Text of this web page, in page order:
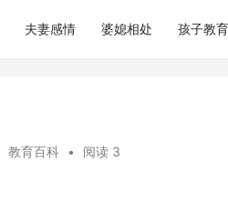
夫妻感情 婆媳相处 孩子教育
教育百科 • 阅读 3